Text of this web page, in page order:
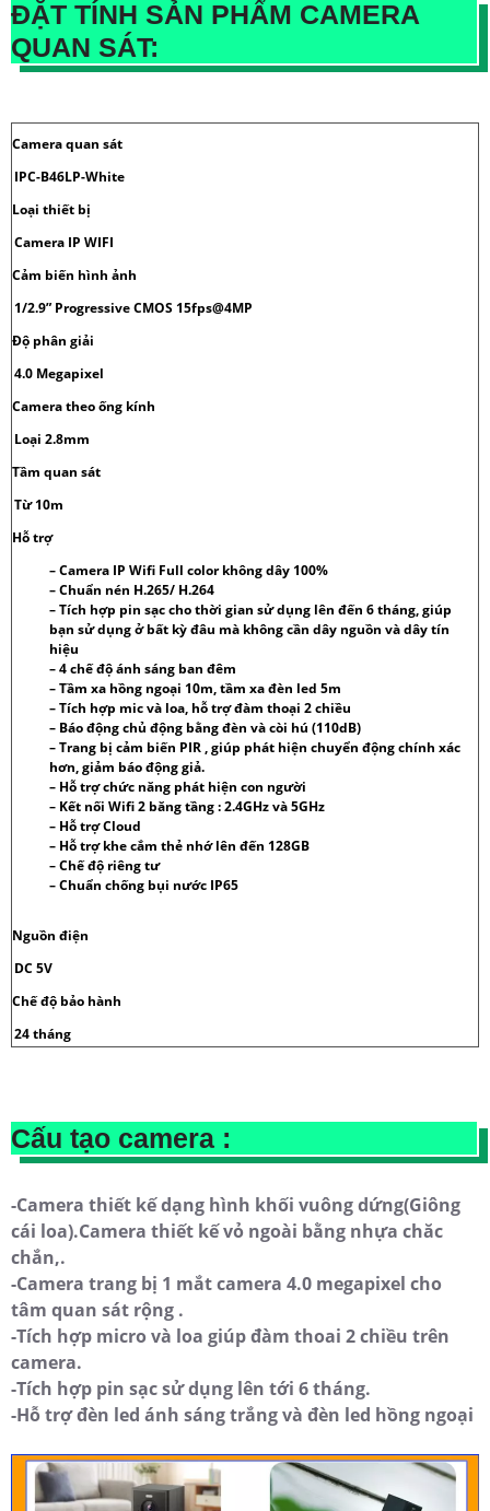
ĐẶT TÍNH SẢN PHẨM CAMERA
QUAN SÁT:
Camera quan sát
IPC-B46LP-White
Loại thiết bị
Camera IP WIFI
Cảm biến hình ảnh
1/2.9” Progressive CMOS 15fps@4MP
Độ phân giải
4.0 Megapixel
Camera theo ống kính
Loại 2.8mm
Tầm quan sát
Từ 10m
Hỗ trợ
– Camera IP Wifi Full color không dây 100%
– Chuẩn nén H.265/ H.264
– Tích hợp pin sạc cho thời gian sử dụng lên đến 6 tháng, giúp
bạn sử dụng ở bất kỳ đâu mà không cần dây nguồn và dây tín
hiệu
– 4 chế độ ánh sáng ban đêm
– Tầm xa hồng ngoại 10m, tầm xa đèn led 5m
– Tích hợp mic và loa, hỗ trợ đàm thoại 2 chiều
– Báo động chủ động bằng đèn và còi hú (110dB)
– Trang bị cảm biến PIR , giúp phát hiện chuyển động chính xác
hơn, giảm báo động giả.
– Hỗ trợ chức năng phát hiện con người
– Kết nối Wifi 2 băng tầng : 2.4GHz và 5GHz
– Hỗ trợ Cloud
– Hỗ trợ khe cắm thẻ nhớ lên đến 128GB
– Chế độ riêng tư
– Chuẩn chống bụi nước IP65
Nguồn điện
DC 5V
Chế độ bảo hành
24 tháng
Cấu tạo camera :
-Camera thiết kế dạng hình khối vuông dứng(Giông
cái loa).Camera thiết kế vỏ ngoài bằng nhựa chăc
chắn,.
-Camera trang bị 1 mắt camera 4.0 megapixel cho
tâm quan sát rộng .
-Tích hợp micro và loa giúp đàm thoai 2 chiều trên
camera.
-Tích hợp pin sạc sử dụng lên tới 6 tháng.
-Hỗ trợ đèn led ánh sáng trắng và đèn led hồng ngoại